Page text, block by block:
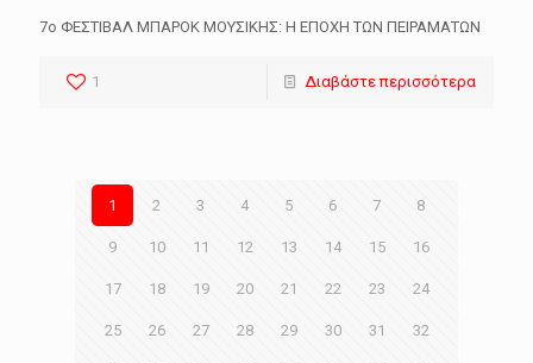
7ο ΦΕΣΤΙΒΑΛ ΜΠΑΡΟΚ ΜΟΥΣΙΚΗΣ: Η ΕΠΟΧΗ ΤΩΝ ΠΕΙΡΑΜΑΤΩΝ
1 Διαβάστε περισσότερα
1 2 3 4 5 6 7 8
9 10 11 12 13 14 15 16
17 18 19 20 21 22 23 24
25 26 27 28 29 30 31 32